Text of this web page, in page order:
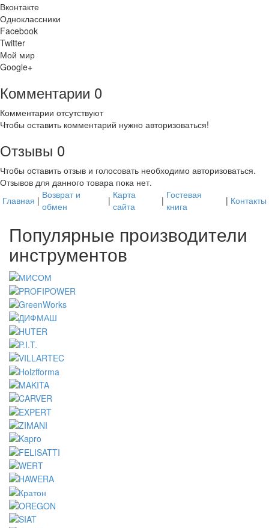
Вконтакте
Одноклассники
Facebook
Twitter
Мой мир
Google+
Комментарии 0
Комментарии отсутствуют
Чтобы оставить комментарий нужно авторизоваться!
Отзывы 0
Чтобы оcтавить отзыв и голосовать необходимо авторизоваться.
Отзывов для данного товара пока нет.
Главная | Возврат и
обмен
| Карта
сайта
| Гостевая
книга
| Контакты
Популярные производители
инструментов